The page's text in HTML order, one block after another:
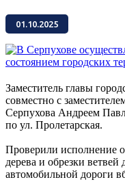
01.10.2025
Заместитель главы
совместно с
Серпухова Андреем
по ул. Пролетарская.
Проверили исполнение
дерева и обрезки
автомобильной дороги